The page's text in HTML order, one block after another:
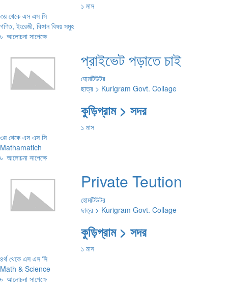
১ মাস
৩য় থেকে এস এস সি
গণিত, ইংরেজী, বিঙ্গান বিষয় সমুহ
৳ আলোচনা সাপেক্ষে
প্রাইভেট পড়াতে চাই
হোমটিউটর
ছাত্র > Kurigram Govt. Collage
কুড়িগ্রাম > সদর
১ মাস
৩য় থেকে এস এস সি
Mathamatich
৳ আলোচনা সাপেক্ষে
Private Teution
হোমটিউটর
ছাত্র > Kurigram Govt. Collage
কুড়িগ্রাম > সদর
১ মাস
৪র্থ থেকে এস এস সি
Math & Science
৳ আলোচনা সাপেক্ষে